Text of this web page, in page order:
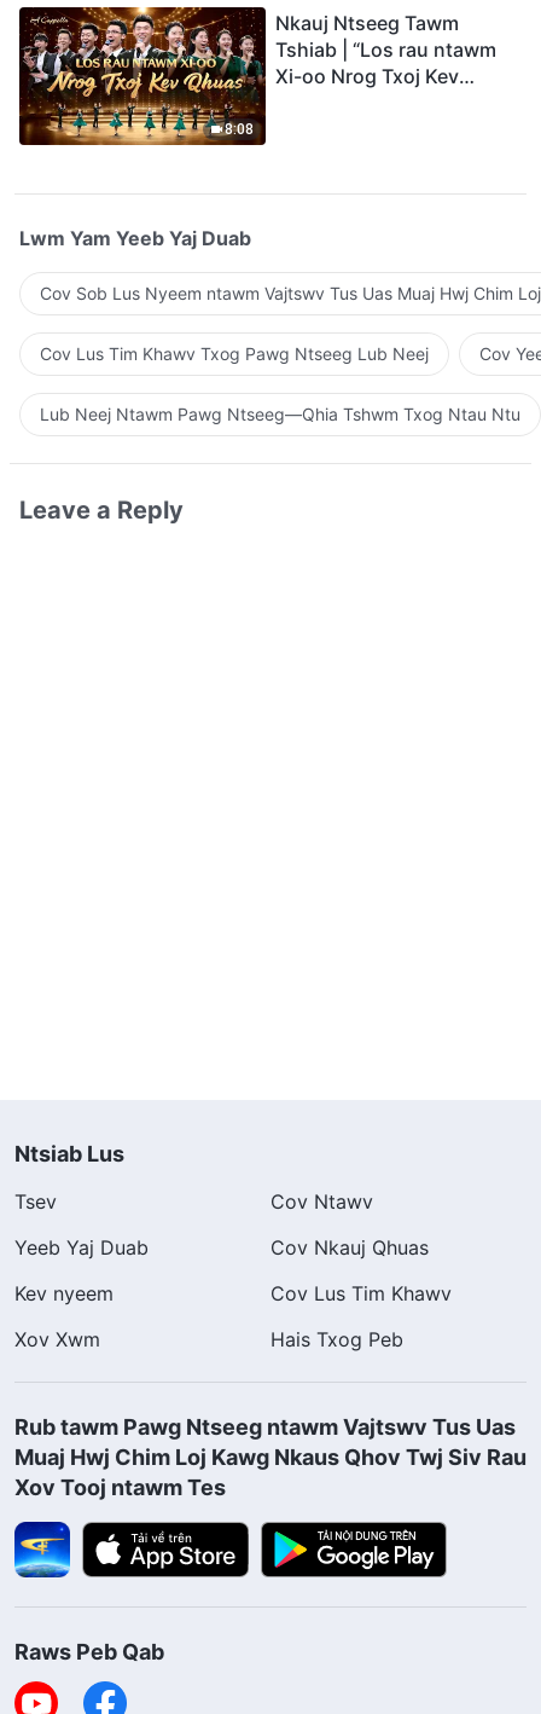
8:08
Nkauj Ntseeg Tawm
Tshiab | “Los rau ntawm
Xi-oo Nrog Txoj Kev
Lwm Yam Yeeb Yaj Duab
Cov Sob Lus Nyeem ntawm Vajtswv Tus Uas Muaj Hwj Chim
Cov Lus Tim Khawv Txog Pawg Ntseeg Lub Neej Cov
Lub Neej Ntawm Pawg Ntseeg—Qhia Tshwm Txog Ntau Ntu
Leave a Reply
Ntsiab Lus
Tsev
Cov Ntawv
Yeeb Yaj Duab
Cov Nkauj Qhuas
Kev nyeem
Cov Lus Tim Khawv
Xov Xwm
Hais Txog Peb
Rub tawm Pawg Ntseeg ntawm Vajtswv Tus Uas
Muaj Hwj Chim Loj Kawg Nkaus Qhov Twj Siv Rau
Xov Tooj ntawm Tes
Raws Peb Qab